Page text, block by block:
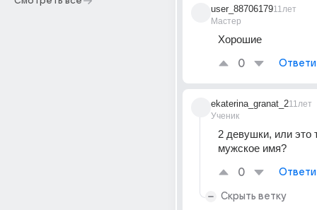
user_88706179
Мастер
11лет
Хорошие
0
ekaterina_granat_2
Ученик
11лет
2 девушки, или это
мужское имя?
0
Скрыть ветку